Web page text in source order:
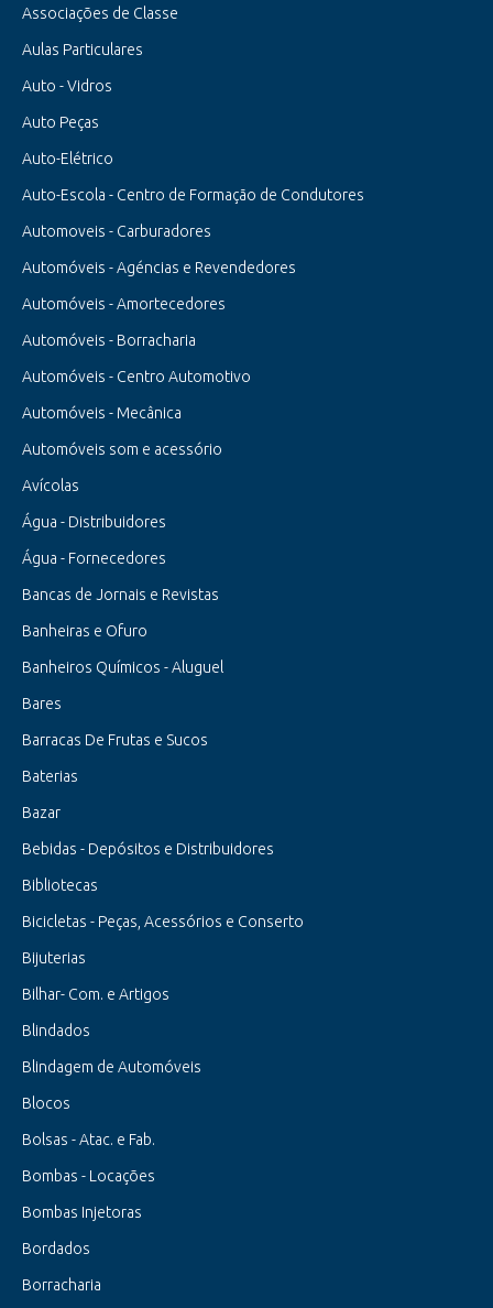
Associações de Classe
Aulas Particulares
Auto - Vidros
Auto Peças
Auto-Elétrico
Auto-Escola - Centro de Formação de Condutores
Automoveis - Carburadores
Automóveis - Agéncias e Revendedores
Automóveis - Amortecedores
Automóveis - Borracharia
Automóveis - Centro Automotivo
Automóveis - Mecânica
Automóveis som e acessório
Avícolas
Água - Distribuidores
Água - Fornecedores
Bancas de Jornais e Revistas
Banheiras e Ofuro
Banheiros Químicos - Aluguel
Bares
Barracas De Frutas e Sucos
Baterias
Bazar
Bebidas - Depósitos e Distribuidores
Bibliotecas
Bicicletas - Peças, Acessórios e Conserto
Bijuterias
Bilhar- Com. e Artigos
Blindados
Blindagem de Automóveis
Blocos
Bolsas - Atac. e Fab.
Bombas - Locações
Bombas Injetoras
Bordados
Borracharia